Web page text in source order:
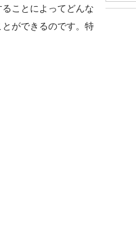
ことによってどんな
ができるのです。特